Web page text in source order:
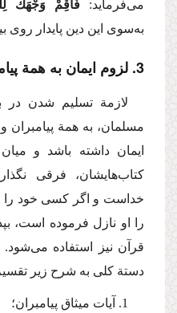
می‌فرماید:فَأَقِمْ وَجْهَكَ
به‌سوی این دین پایدار روی
3. لزوم ایمان به همة پیامبران
لازمة تسلیم شدن در
مسلمان، به همة پیامبران
ایمان داشته باشد و
كتاب‌هایشان، فرقی
خداست و اگر كسی خود را
را او نازل فرموده است،
قرآن نیز استفاده می‌شود.
دستة كلی به شرح زیر
1. آیات میثاق پیامبران؛